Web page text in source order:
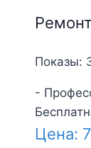
Показы:
-
Цена: